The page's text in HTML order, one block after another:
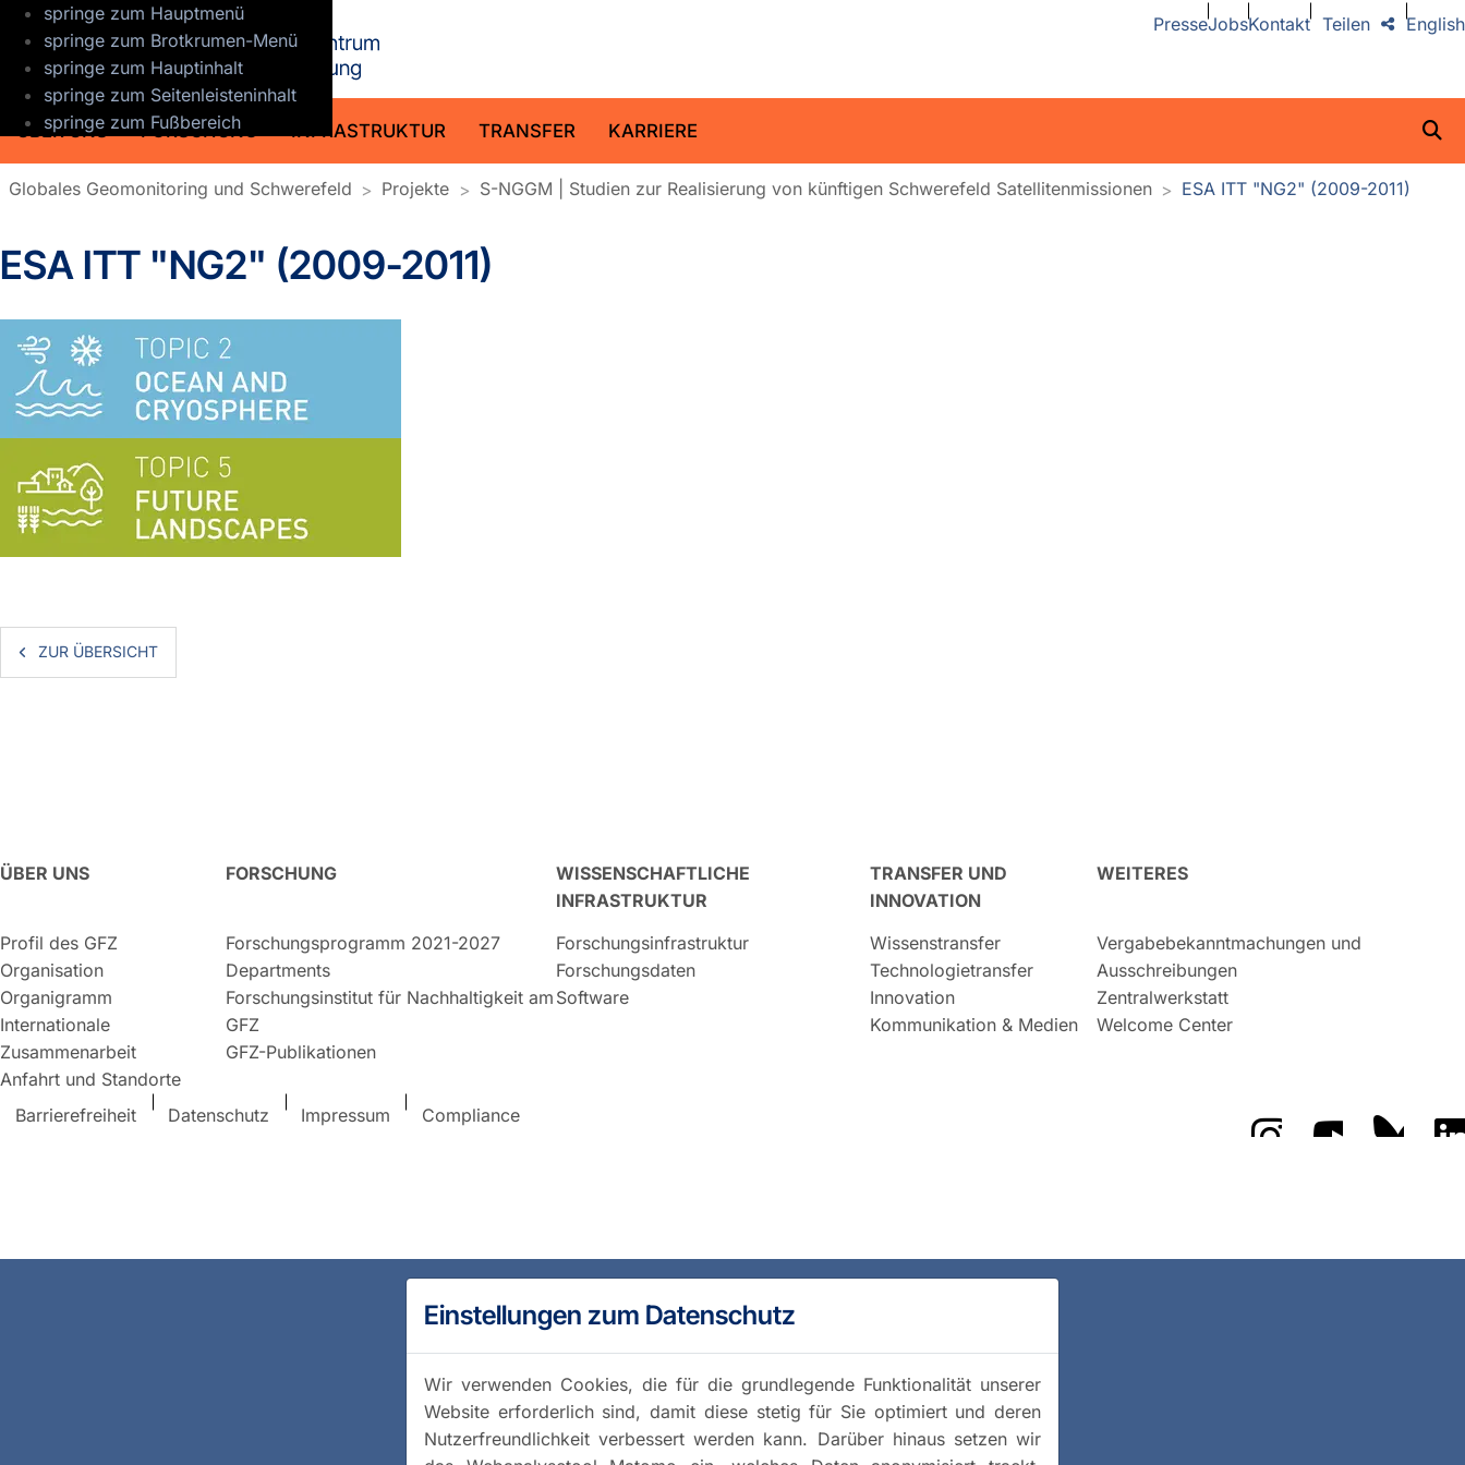
springe zum Hauptmenü
springe zum Brotkrumen-Menü
springe zum Hauptinhalt
springe zum Seitenleisteninhalt
springe zum Fußbereich
ÜBER UNS FORSCHUNG INFRASTRUKTUR TRANSFER KARRIERE
PresseJobsKontakt English
Teilen
Globales Geomonitoring und Schwerefeld Projekte S-NGGM | Studien zur Realisierung von künftigen Schwerefeld Satellitenmissionen ESA ITT "NG2" (2009-2011)
ESA ITT "NG2" (2009-2011)
ZUR ÜBERSICHT
ÜBER UNS
Profil des GFZ
Organisation
Organigramm
Internationale
Zusammenarbeit
Anfahrt und Standorte
FORSCHUNG
Forschungsprogramm 2021-2027
Departments
Forschungsinstitut für Nachhaltigkeit am
GFZ
GFZ-Publikationen
WISSENSCHAFTLICHE
INFRASTRUKTUR
Forschungsinfrastruktur
Forschungsdaten
Software
TRANSFER UND
INNOVATION
Wissenstransfer
Technologietransfer
Innovation
Kommunikation & Medien
WEITERES
Vergabebekanntmachungen und
Ausschreibungen
Zentralwerkstatt
Welcome Center
Barrierefreiheit Datenschutz Impressum Compliance Das GFZ aufDas GFZ auf
Das
Einstellungen zum Datenschutz
Wir verwenden Cookies, die für die grundlegende Funktionalität unserer
Website erforderlich sind, damit diese stetig für Sie optimiert und deren
Nutzerfreundlichkeit verbessert werden kann. Darüber hinaus setzen wir